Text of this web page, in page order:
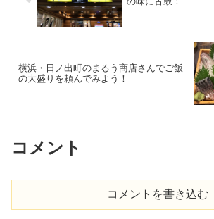
横浜・日ノ出町のまるう商店さんでご飯
の大盛りを頼んでみよう！
コメント
コメントを書き込む